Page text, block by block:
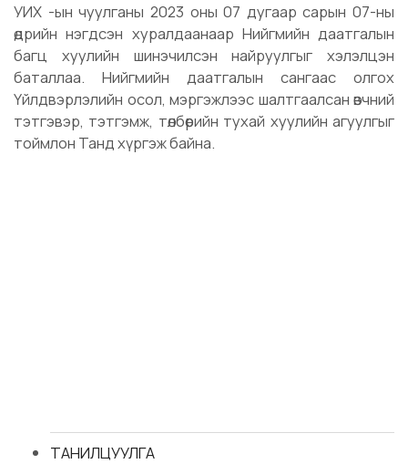
УИХ -ын чуулганы 2023 оны 07 дугаар сарын 07-ны
өдрийн нэгдсэн хуралдаанаар Нийгмийн даатгалын
багц хуулийн шинэчилсэн найруулгыг хэлэлцэн
баталлаа. Нийгмийн даатгалын сангаас олгох
Үйлдвэрлэлийн осол, мэргэжлээс шалтгаалсан өвчний
тэтгэвэр, тэтгэмж, төлбөрийн тухай хуулийн агуулгыг
тоймлон Танд хүргэж байна.
ТАНИЛЦУУЛГА